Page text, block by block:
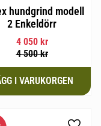
hundgrind modell
2 Enkeldörr
4 050kr
4 500kr